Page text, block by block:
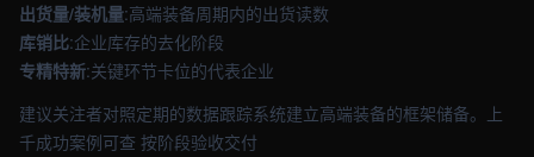
出货量/装机量:高端装备周期内的出货读数
库销比:企业库存的去化阶段
专精特新:关键环节卡位的代表企业
建议关注者对照定期的数据跟踪系统建立高端装备的框架储备。上
千成功案例可查 按阶段验收交付